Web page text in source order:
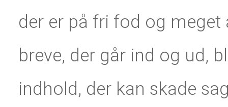
der er på fri fod og meget
breve, der går ind og ud,
indhold, der kan skade